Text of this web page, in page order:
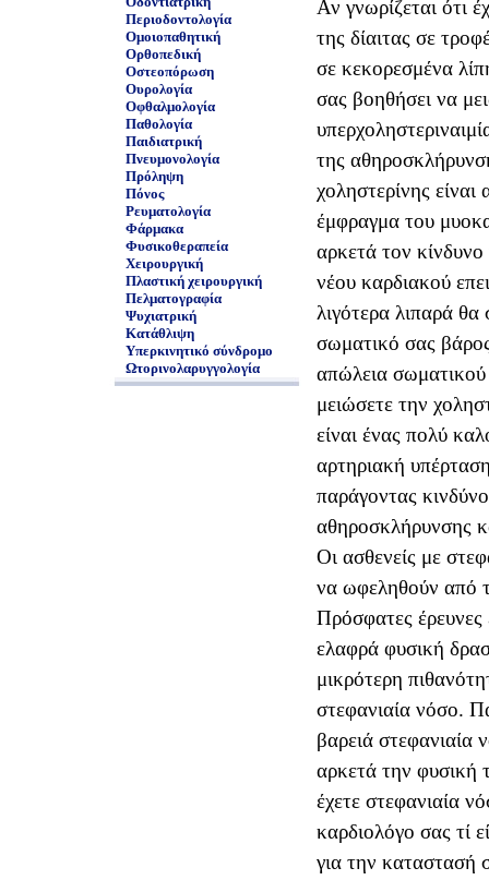
Περιοδοντολογία
Ομοιοπαθητική
Ορθοπεδική
Οστεοπόρωση
Ουρολογία
Οφθαλμολογία
Παθολογία
Παιδιατρική
Πνευμονολογία
Πρόληψη
Πόνος
Ρευματολογία
Φάρμακα
Φυσικοθεραπεία
Χειρουργική
Πλαστική χειρουργική
Πελματογραφία
Ψυχιατρική
Κατάθλιψη
Υπερκινητικό σύνδρομο
Ωτορινολαρυγγολογία
Αν γνωρίζεται ότι
της δίαιτας σε
σε κεκορεσμένα
σας βοηθήσει να
της
χοληστερίνης
έμφραγμα του
αρκετά τον
νέου καρδιακού
λιγότερα λιπαρά
σωματικό σας
απώλεια
μειώσετε την
είναι ένας πολύ
αρτηριακή
παράγοντας
αθηροσκλήρυνσης
Οι ασθενείς με
να ωφεληθούν από
Πρόσφατες έρευνες
ελαφρά φυσική
μικρότερη
στεφανιαία νόσο.
βαρειά στεφανιαία
αρκετά την φυσική
έχετε στεφανιαία
καρδιολόγο σας τί
για την καταστασή